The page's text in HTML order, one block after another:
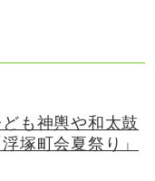
ども神輿や和太鼓
塚町会夏祭り」